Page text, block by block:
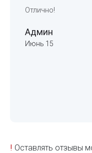
Отлично!
Админ
Июнь 15
! Оставлять отзывы